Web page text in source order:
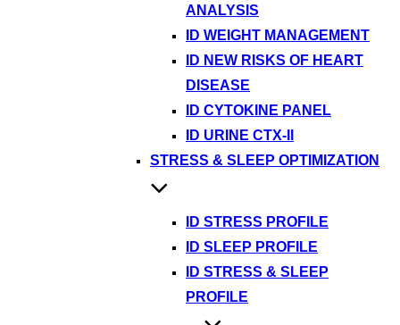
ANALYSIS
ID WEIGHT MANAGEMENT
ID NEW RISKS OF HEART
DISEASE
ID CYTOKINE PANEL
ID URINE CTX-II
STRESS & SLEEP OPTIMIZATION
ID STRESS PROFILE
ID SLEEP PROFILE
ID STRESS & SLEEP
PROFILE